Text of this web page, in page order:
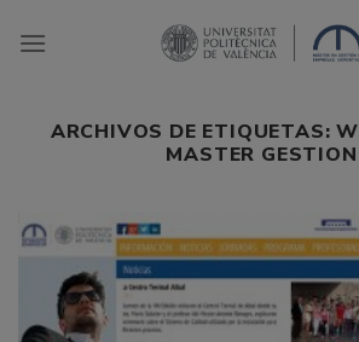
ARCHIVOS DE ETIQUETAS:
MASTER GESTION